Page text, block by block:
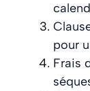
pour
Frais